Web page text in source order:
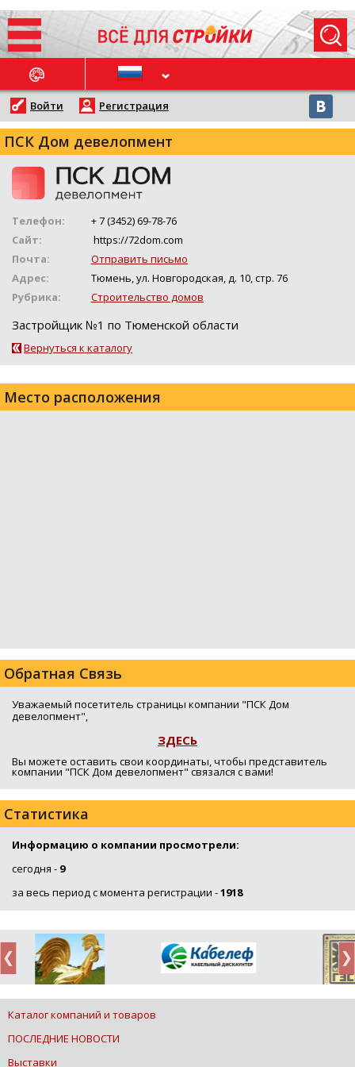
НОВОСТИ
Войти Регистрация
ПСК Дом девелопмент
Телефон:
+ 7 (3452) 69-78-76
Сайт:
https://72dom.com
Почта:
Отправить письмо
Адрес:
Тюмень, ул. Новгородская, д. 10, стр. 76
Рубрика:
Строительство домов
Застройщик №1 по Тюменской области
Вернуться к каталогу
Место расположения
Обратная Связь
Уважаемый посетитель страницы компании "ПСК Дом
девелопмент",
ЗДЕСЬ
Вы можете оставить свои координаты, чтобы представитель
компании "ПСК Дом девелопмент" связался с вами!
Статистика
Информацию о компании просмотрели:
сегодня - 9
за весь период с момента регистрации -1918
Каталог компаний и товаров
ПОСЛЕДНИЕ НОВОСТИ
Выставки